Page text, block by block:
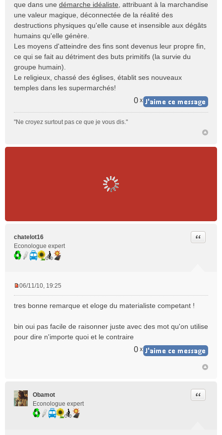
que dans une démarche idéaliste , attribuant à la marchandise
une valeur magique, déconnectée de la réalité des
destructions physiques qu'elle cause et insensible aux dégâts
humains qu'elle génère.
Les moyens d'atteindre des fins sont devenus leur propre fin,
ce qui se fait au détriment des buts primitifs (la survie du
groupe humain).
Le religieux, chassé des églises, établit ses nouveaux
temples dans les supermarchés!
0 x
"Ne croyez surtout pas ce que je vous dis."
chatelot16
Econologue expert
Citer
s
a
g
u
06/11/10, 19:25
tres bonne remarque et eloge du materialiste competant !
bin oui pas facile de raisonner juste avec des mot qu'on utilise
pour dire n'importe quoi et le contraire
0 x
Obamot
Econologue expert
Citer